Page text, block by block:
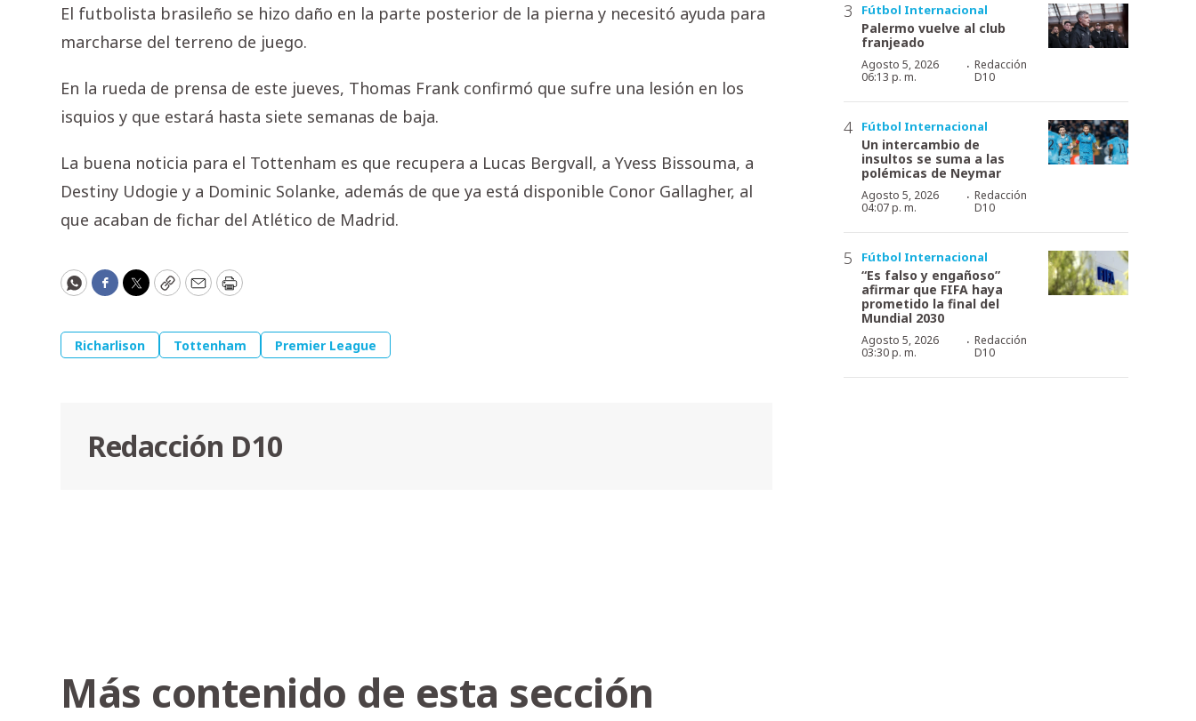
El futbolista brasileño se hizo daño en la parte posterior de la pierna y necesitó ayuda para
marcharse del terreno de juego.
En la rueda de prensa de este jueves, Thomas Frank confirmó que sufre una lesión en los
isquios y que estará hasta siete semanas de baja.
La buena noticia para el Tottenham es que recupera a Lucas Bergvall, a Yvess Bissouma, a
Destiny Udogie y a Dominic Solanke, además de que ya está disponible Conor Gallagher, al
que acaban de fichar del Atlético de Madrid.
WhatsApp
Facebook
Twitter
CopyEmailPrint
Richarlison Tottenham Premier League
Redacción D10
Fútbol Internacional
Palermo vuelve al club
franjeado
Agosto 5, 2026
06:13 p. m.
· Redacción
D10
Fútbol Internacional
Un intercambio de
insultos se suma a las
polémicas de Neymar
Agosto 5, 2026
04:07 p. m.
· Redacción
D10
Fútbol Internacional
“Es falso y engañoso”
afirmar que FIFA haya
prometido la final del
Mundial 2030
Agosto 5, 2026
03:30 p. m.
· Redacción
D10
Más contenido de esta sección